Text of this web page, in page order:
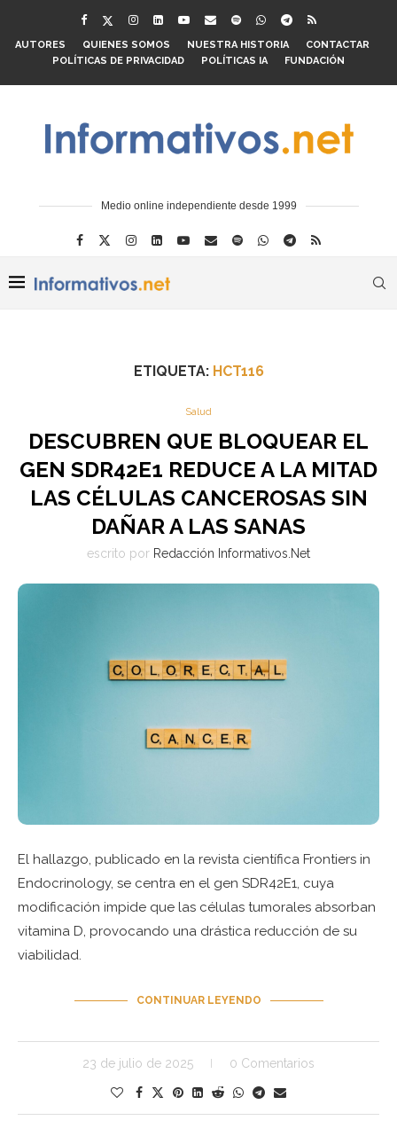
AUTORES QUIENES SOMOS NUESTRA HISTORIA
CONTACTAR
POLÍTICAS DE PRIVACIDAD
POLÍTICAS IA FUNDACIÓN
Medio online independiente desde 1999
ETIQUETA: HCT116
Salud
DESCUBREN QUE BLOQUEAR EL
GEN SDR42E1 REDUCE A LA MITAD
LAS CÉLULAS CANCEROSAS SIN
DAÑAR A LAS SANAS
escrito por Redacción Informativos.Net
El hallazgo, publicado en la revista científica Frontiers in
Endocrinology, se centra en el gen SDR42E1, cuya
modificación impide que las células tumorales absorban
vitamina D, provocando una drástica reducción de su
viabilidad.
CONTINUAR LEYENDO
23 de julio de 2025 0 Comentarios